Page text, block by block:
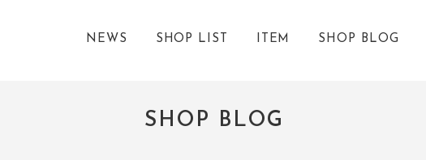
NEWS SHOP LIST ITEM SHOP BLOG
SHOP BLOG